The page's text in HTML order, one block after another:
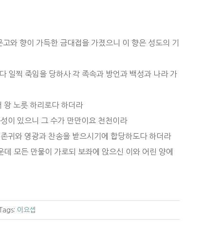
와 향이 가득한 금대접을 가졌으니 이 향은 성도의 기
일찍 죽임을 당하사 각 족속과 방언과 백성과 나라 가
왕 노릇 하리로다 하더라
이 있으니 그 수가 만만이요 천천이라
귀와 영광과 찬송을 받으시기에 합당하도다 하더라
모든 만물이 가로되 보좌에 앉으신 이와 어린 양에
이요셉